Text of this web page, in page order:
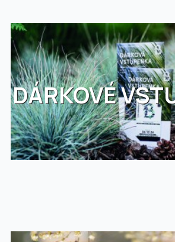
DÁRKOVÉ